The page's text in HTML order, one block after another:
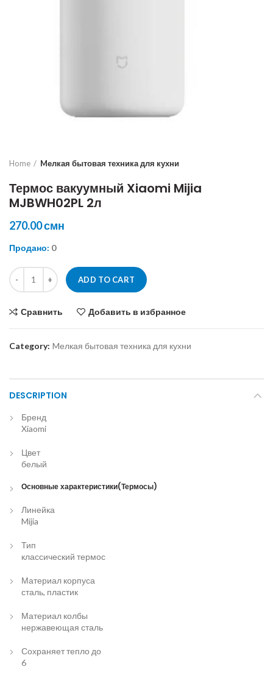
Home Mелкая бытовая техника для кухни
Термос вакуумный Xiaomi Mijia
MJBWH02PL 2л
270.00смн
Продано: 0
Термос вакуумный Xiaomi Mijia MJBWH02PL 2л quantity
ADD TO CART
Сравнить Добавить в избранное
Category: Mелкая бытовая техника для кухни
DESCRIPTION
Бренд
Xiaomi
Цвет
белый
Основные характеристики(Термосы)
Линейка
Mijia
Тип
классический термос
Материал корпуса
сталь, пластик
Материал колбы
нержавеющая сталь
Сохраняет тепло до
6